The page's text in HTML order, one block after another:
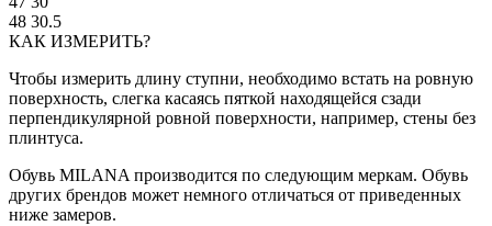
48 30.5
КАК ИЗМЕРИТЬ?
Чтобы измерить длину ступни, необходимо встать на ровную
поверхность, слегка касаясь пяткой находящейся сзади
перпендикулярной ровной поверхности, например, стены без
плинтуса.
Обувь MILANA производится по следующим меркам. Обувь
других брендов может немного отличаться от приведенных
ниже замеров.